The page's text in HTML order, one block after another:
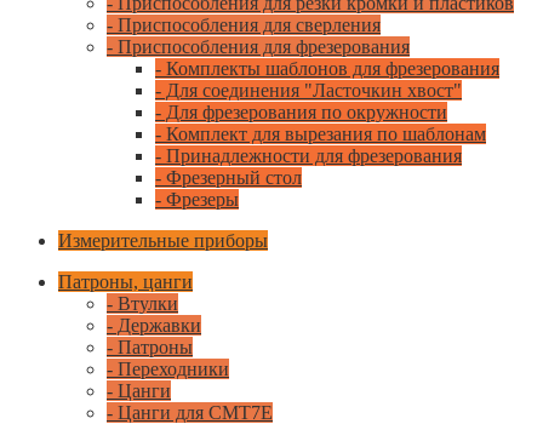
- Приспособления для сверления
- Приспособления для фрезерования
- Комплекты шаблонов для фрезерования
- Для соединения "Ласточкин хвост"
- Для фрезерования по окружности
- Комплект для вырезания по шаблонам
- Принадлежности для фрезерования
- Фрезерный стол
- Фрезеры
Измерительные приборы
Патроны, цанги
- Втулки
- Державки
- Патроны
- Переходники
- Цанги
- Цанги для CMT7E